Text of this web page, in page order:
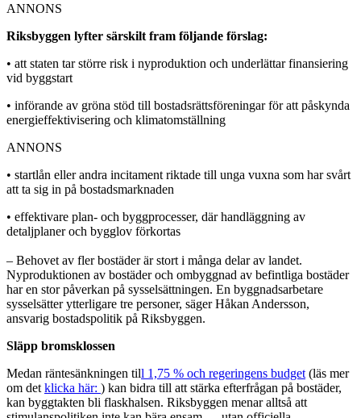
ANNONS
Riksbyggen lyfter särskilt fram följande förslag:
• att staten tar större risk i nyproduktion och underlättar finansiering
vid byggstart
• införande av gröna stöd till bostadsrättsföreningar för att påskynda
energieffektivisering och klimatomställning
ANNONS
• startlån eller andra incitament riktade till unga vuxna som har svårt
att ta sig in på bostadsmarknaden
• effektivare plan- och byggprocesser, där handläggning av
detaljplaner och bygglov förkortas
– Behovet av fler bostäder är stort i många delar av landet.
Nyproduktionen av bostäder och ombyggnad av befintliga bostäder
har en stor påverkan på sysselsättningen. En byggnadsarbetare
sysselsätter ytterligare tre personer, säger Håkan Andersson,
ansvarig bostadspolitik på Riksbyggen.
Släpp bromsklossen
Medan räntesänkningen till 1,75 % och regeringens budget (läs mer
om det klicka här: ) kan bidra till att stärka efterfrågan på bostäder,
kan byggtakten bli flaskhalsen. Riksbyggen menar alltså att